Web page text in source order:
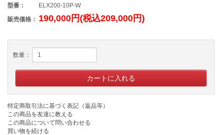
型番：
ELX200-10P-W
販売価格： 190,000円(税込209,000円)
数量：
特定商取引法に基づく表記（返品等）
この商品を友達に教える
この商品について問い合わせる
買い物を続ける